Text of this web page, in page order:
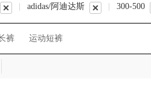
adidas/阿迪达斯 300-500
裤 运动短裤